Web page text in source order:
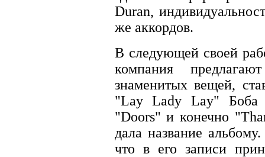
Duran,
же аккордов.
В следующей своей
компания
знаменитых вещей,
"Lay Lady Lay" Боба
"Doors" и конечно
дала название
что в его записи